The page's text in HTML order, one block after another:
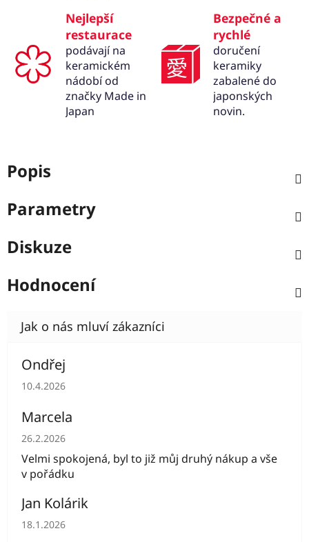
Nejlepší
restaurace
podávají na
keramickém
nádobí od
značky Made in
Japan
Bezpečné a
rychlé
doručení
keramiky
zabalené do
japonských
novin.
Popis
Parametry
Diskuze
Hodnocení
Ondřej
Hodnocení obchodu je 5 z 5 hvězdiček.
10.4.2026
Marcela
Hodnocení obchodu je 5 z 5 hvězdiček.
26.2.2026
Velmi spokojená, byl to již můj druhý nákup a vše
v pořádku
Jan Kolárik
Hodnocení obchodu je 5 z 5 hvězdiček.
18.1.2026